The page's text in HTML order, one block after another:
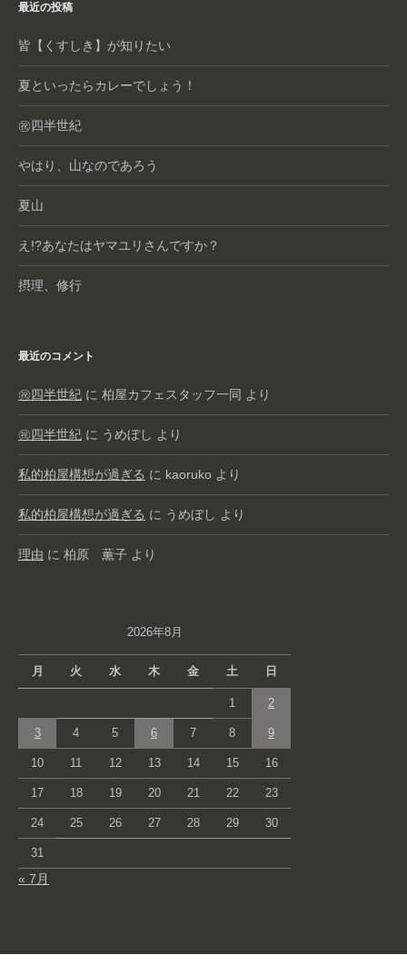
最近の投稿
皆【くすしき】が知りたい
夏といったらカレーでしょう！
㊗️四半世紀
やはり、山なのであろう
夏山
え!?あなたはヤマユリさんですか？
摂理、修行
最近のコメント
㊗️四半世紀 に 柏屋カフェスタッフ一同 より
㊗️四半世紀 に うめぼし より
私的柏屋構想が過ぎる に kaoruko より
私的柏屋構想が過ぎる に うめぼし より
理由 に 柏原 薫子 より
2026年8月
月 火 水 木 金 土 日
1 2
3 4 5 6 7 8 9
10 11 12 13 14 15 16
17 18 19 20 21 22 23
24 25 26 27 28 29 30
31
« 7月